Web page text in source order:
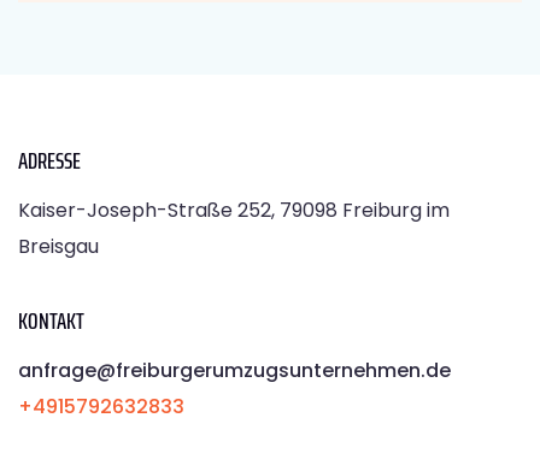
ADRESSE
Kaiser-Joseph-Straße 252, 79098 Freiburg im
Breisgau
KONTAKT
anfrage@freiburgerumzugsunternehmen.de
+4915792632833